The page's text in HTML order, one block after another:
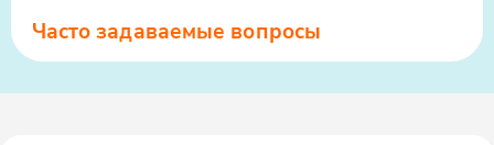
Часто задаваемые вопросы